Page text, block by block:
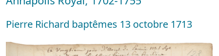
Pierre Richard baptêmes 13 octobre 1713